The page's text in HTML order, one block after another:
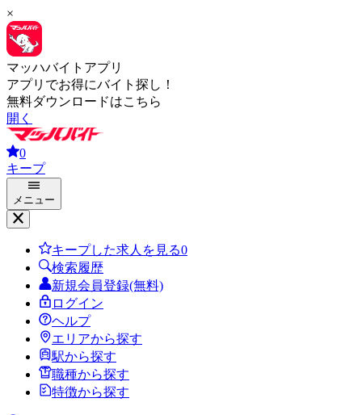
×
マッハバイトアプリ
アプリでお得にバイト探し！
無料ダウンロードはこちら
開く
0
キープ
メニュー
キープした求人を見る0
検索履歴
新規会員登録(無料)
ログイン
ヘルプ
エリアから探す
駅から探す
職種から探す
特徴から探す